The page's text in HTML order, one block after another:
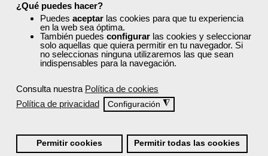
¿Qué puedes hacer?
Puedes aceptar las cookies para que tu experiencia
en la web sea óptima.
También puedes configurar las cookies y seleccionar
solo aquellas que quiera permitir en tu navegador. Si
no seleccionas ninguna utilizaremos las que sean
indispensables para la navegación.
Consulta nuestra Política de cookies
Política de privacidad
Configuración ◮
Permitir cookies Permitir todas las cookies
servicio
Optimización de la cadena logística
Todos ellos cuentan con acreditación oficial.
¿Cómo solicitar plaza en un
curso de Femxa en Girona?
Sigue los siguientes pasos:
importante para comprobar que cumples todos los
requisitos de acceso a un curso.Es imprescindible,